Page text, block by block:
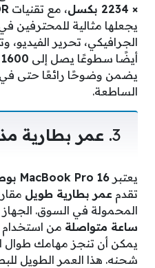
× 2234 بكسل
، مع تقنيات
يجعلها مثالية للمحترفين
الجرافيكي، تحرير
أيضًا سطوعًا يصل إلى 1600 نيت
يضمن وضوحًا رائعًا حتى في
الساطعة.
3. عمر بطارية
يعتبر MacBook Pro 16 بوصة 2024
تقدم عمر بطارية طويل
المحمولة في السوق.
ساعة متواصلة من استخدام
يمكن أن تنجز مهامك طوال
شحنه. هذا العمر الطويل